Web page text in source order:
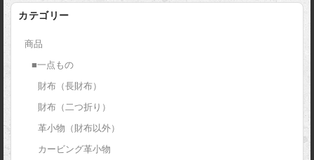
カテゴリー
商品
■一点もの
財布（長財布）
財布（二つ折り）
革小物（財布以外）
カービング革小物